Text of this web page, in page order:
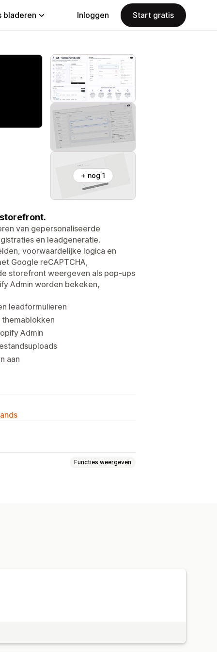
bladeren Inloggen Start gratis
+ nog 1
van gepersonaliseerde
en leadgeneratie.
voorwaardelijke logica en
Google reCAPTCHA,
storefront weergeven als pop-ups
Admin worden bekeken,
leadformulieren
Admin
aan
Functies weergeven